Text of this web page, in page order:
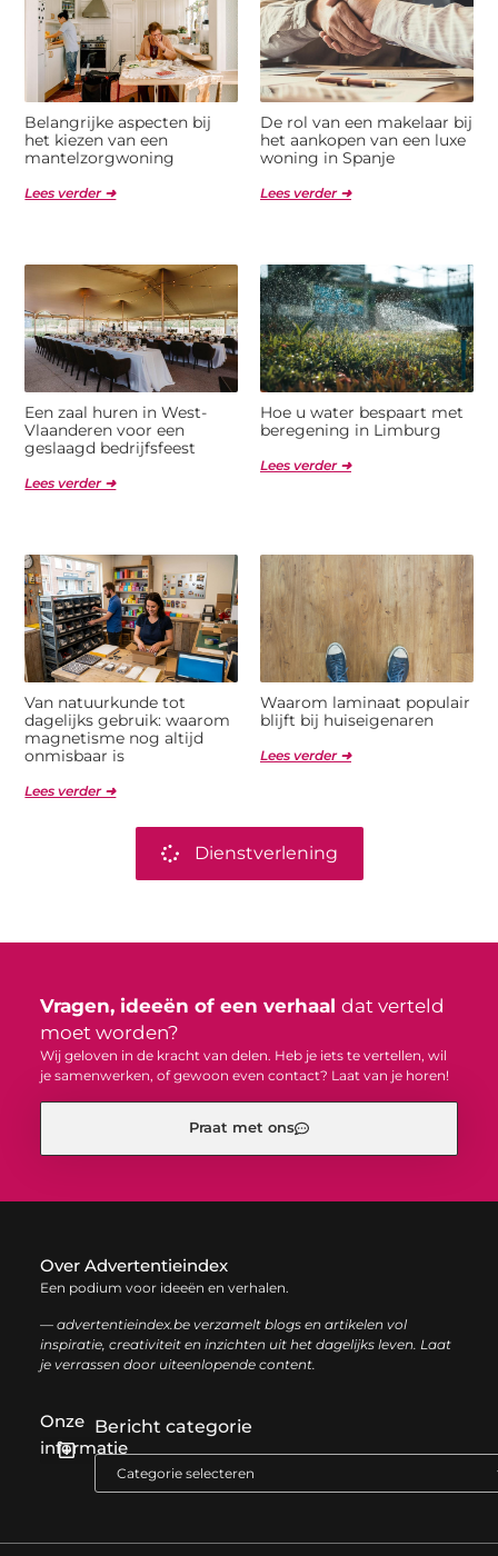
Belangrijke aspecten bij
het kiezen van een
mantelzorgwoning
Lees verder ➜
De rol van een makelaar bij
het aankopen van een luxe
woning in Spanje
Lees verder ➜
Een zaal huren in West-
Vlaanderen voor een
geslaagd bedrijfsfeest
Lees verder ➜
Hoe u water bespaart met
beregening in Limburg
Lees verder ➜
Van natuurkunde tot
dagelijks gebruik: waarom
magnetisme nog altijd
onmisbaar is
Lees verder ➜
Waarom laminaat populair
blijft bij huiseigenaren
Lees verder ➜
Dienstverlening
Vragen, ideeën of een verhaal dat verteld
moet worden?
Wij geloven in de kracht van delen. Heb je iets te vertellen, wil
je samenwerken, of gewoon even contact? Laat van je horen!
Praat met ons
Over Advertentieindex
Een podium voor ideeën en verhalen.
— advertentieindex.be verzamelt blogs en artikelen vol
inspiratie, creativiteit en inzichten uit het dagelijks leven. Laat
je verrassen door uiteenlopende content.
Onze
informatie
Bericht categorie